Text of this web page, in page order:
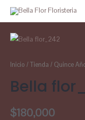
Inicio /Tienda / Quince
Bella
$180,000